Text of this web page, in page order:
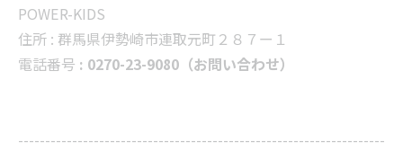
POWER-KIDS
住所 : 群馬県伊勢崎市連取元町２８７ー１
電話番号 : 0270-23-9080（お問い合わせ）
--------------------------------------------------------------------